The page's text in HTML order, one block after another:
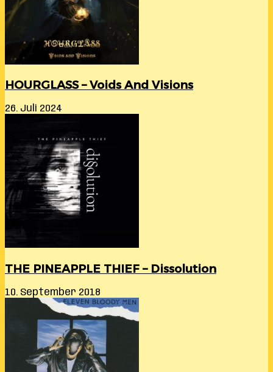
HOURGLASS – Voids And Visions
26. Juli 2024
THE PINEAPPLE THIEF – Dissolution
10. September 2018